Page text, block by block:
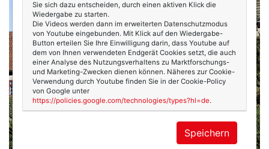
Sie sich dazu entscheiden, durch einen aktiven Klick die
Wiedergabe zu starten.
Die Videos werden dann im erweiterten Datenschutzmodus
von Youtube eingebunden. Mit Klick auf den Wiedergabe-
Button erteilen Sie Ihre Einwilligung darin, dass Youtube auf
dem von Ihnen verwendeten Endgerät Cookies setzt, die auch
einer Analyse des Nutzungsverhaltens zu Marktforschungs-
und Marketing-Zwecken dienen können. Näheres zur Cookie-
Verwendung durch Youtube finden Sie in der Cookie-Policy
von Google unter
https://policies.google.com/technologies/types?hl=de.
Speichern